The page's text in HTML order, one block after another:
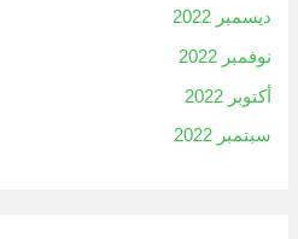
ديسمبر 2022
نوفمبر 2022
أكتوبر 2022
سبتمبر 2022